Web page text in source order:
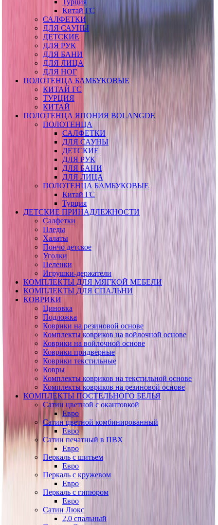
Китай ГС
САЛФЕТКИ
ДЛЯ САУНЫ
ДЕТСКИЕ
ДЛЯ РУК
ДЛЯ БАНИ
ДЛЯ ЛИЦА
ДЛЯ НОГ
ПОЛОТЕНЦА БАМБУКОВЫЕ
КИТАЙ ГС
ТУРЦИЯ
КИТАЙ
ПОЛОТЕНЦА ЯПОНИЯ BOLANGDE
ПОЛОТЕНЦА
САЛФЕТКИ
ДЛЯ САУНЫ
ДЕТСКИЕ
ДЛЯ РУК
ДЛЯ БАНИ
ДЛЯ ЛИЦА
ПОЛОТЕНЦА БАМБУКОВЫЕ
Китай ГС
Турция
ДЕТСКИЕ ПРИНАДЛЕЖНОСТИ
Салфетки
Пледы
Халаты
Пончо детское
Уголки
Пеленки
Игрушки-держатели
КОМПЛЕКТЫ ДЛЯ МЯГКОЙ МЕБЕЛИ
КОМПЛЕКТЫ ДЛЯ СПАЛЬНИ
КОВРИКИ
Циновка
Подложка
Коврики на резиновой основе
Комплекты ковриков на войлочной основе
Коврики на войлочной основе
Коврики придверные
Коврики текстильные
Ковры
Комплекты ковриков на текстильной основе
Комплекты ковриков на резиновой основе
КОМПЛЕКТЫ ПОСТЕЛЬНОГО БЕЛЬЯ
Сатин цветной с окантовкой
Евро
Сатин цветной комбинированный
Евро
Сатин печатный в ПВХ
Евро
Перкаль с шитьем
Евро
Перкаль с кружевом
Евро
Перкаль с гипюром
Евро
Сатин Люкс
2,0 спальный